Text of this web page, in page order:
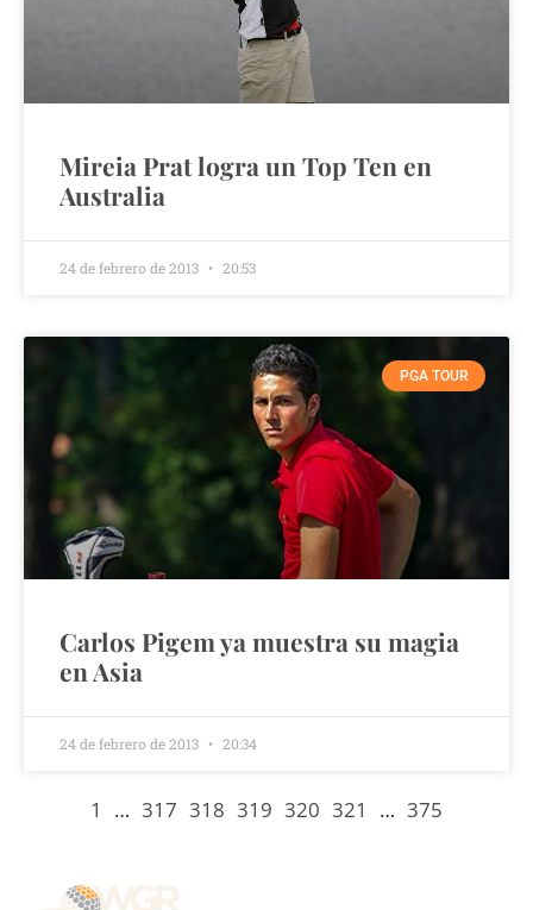
Mireia Prat logra un Top Ten en
Australia
24 de febrero de 2013 20:53
PGA TOUR
Carlos Pigem ya muestra su magia
en Asia
24 de febrero de 2013 20:34
1 … 317 318 319 320 321 … 375